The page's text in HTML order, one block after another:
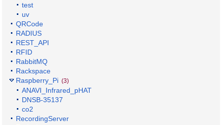
test
uv
QRCode
RADIUS
REST_API
RFID
RabbitMQ
Rackspace
Raspberry_Pi (3)
ANAVI_Infrared_pHAT
DNSB-35137
co2
RecordingServer